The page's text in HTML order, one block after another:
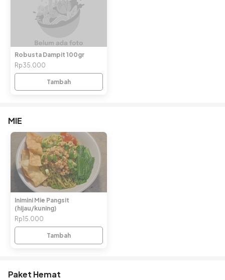
Robusta Dampit 100gr
Rp35.000
Tambah
MIE
Inimini Mie Pangsit
(hijau/kuning)
Rp15.000
Tambah
Paket Hemat